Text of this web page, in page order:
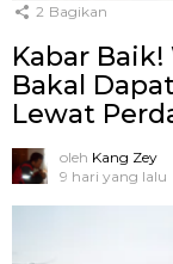
2 Bagikan
Kabar
Bakal
Lewat
oleh Kang Zey
9 hari yang lalu